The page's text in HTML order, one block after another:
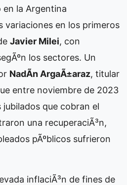
en la Argentina
variaciones en los primeros
Javier Milei, con
los sectores. Un
NadÃ­n ArgaÃ±araz, titular
entre noviembre de 2023
que cobran el
una recuperaciÃ³n,
pÃºblicos sufrieron
inflaciÃ³n de fines de